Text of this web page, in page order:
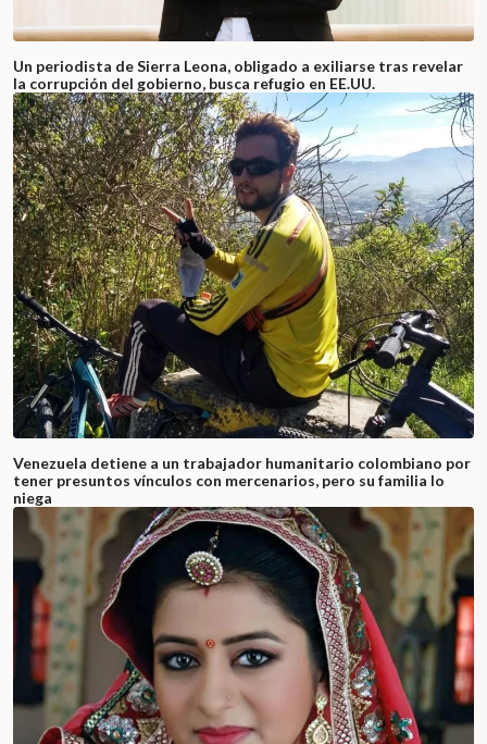
Un periodista de Sierra Leona, obligado a exiliarse tras revelar
la corrupción del gobierno, busca refugio en EE.UU.
Venezuela detiene a un trabajador humanitario colombiano por
tener presuntos vínculos con mercenarios, pero su familia lo
niega